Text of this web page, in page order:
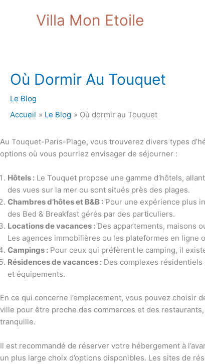
Villa Mon Etoile
Où Dormir Au Touquet
Le Blog
Accueil
Le Blog Où dormir au Touquet
Au Touquet-Paris-Plage, vous trouverez divers types
options où vous pourriez envisager de séjourner :
Hôtels :Le Touquet propose une gamme d’hôtels,
des vues sur la mer ou sont situés près des plages.
Chambres d’hôtes et B&B :Pour une expérience plus
des Bed & Breakfast gérés par des particuliers.
Locations de vacances :Des appartements, maisons
Les agences immobilières ou les plateformes en ligne
Campings :Pour ceux qui préfèrent le camping, il
Résidences de vacances :Des complexes résidentiels
et équipements.
En ce qui concerne l’emplacement, vous pouvez
ville pour être proche des commerces et des
tranquille.
Il est recommandé de réserver votre hébergement à
un plus large choix d’options disponibles. Les sites de